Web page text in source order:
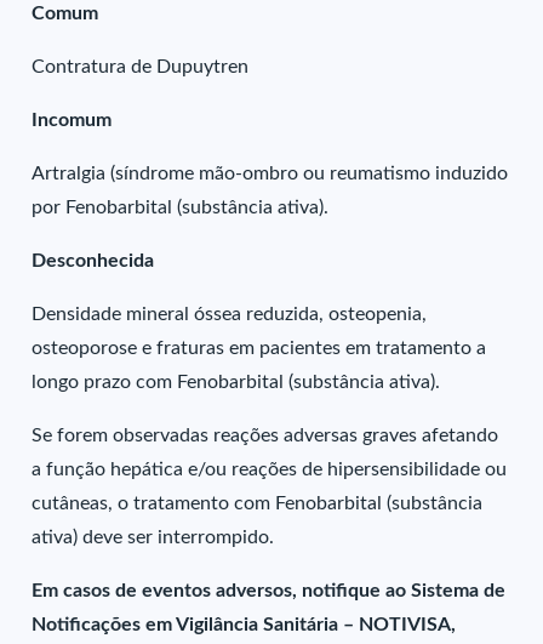
Comum
Contratura de Dupuytren
Incomum
Artralgia (síndrome mão-ombro ou reumatismo induzido
por Fenobarbital (substância ativa).
Desconhecida
Densidade mineral óssea reduzida, osteopenia,
osteoporose e fraturas em pacientes em tratamento a
longo prazo com Fenobarbital (substância ativa).
Se forem observadas reações adversas graves afetando
a função hepática e/ou reações de hipersensibilidade ou
cutâneas, o tratamento com Fenobarbital (substância
ativa) deve ser interrompido.
Em casos de eventos adversos, notifique ao Sistema de
Notificações em Vigilância Sanitária – NOTIVISA,